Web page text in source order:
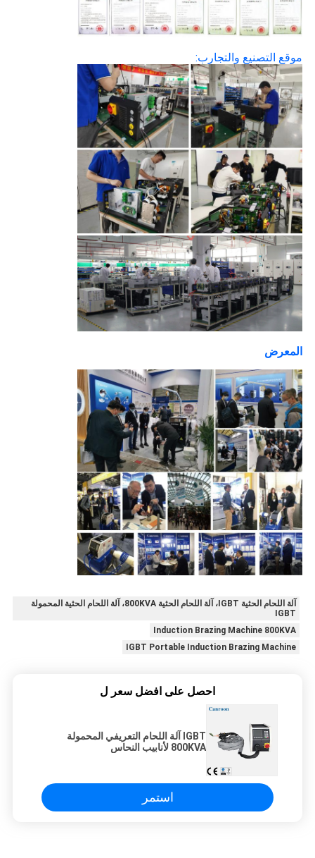
موقع التصنيع والتجارب:
المعرض
آلة اللحام الحثية IGBT، آلة اللحام الحثية 800KVA، آلة اللحام الحثية المحمولة
IGBT
Induction Brazing Machine 800KVA
IGBT Portable Induction Brazing Machine
احصل على افضل سعر ل
IGBT آلة اللحام التعريفي المحمولة
800KVA لأنابيب النحاس
استمر